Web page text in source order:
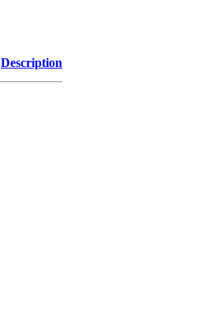
Description